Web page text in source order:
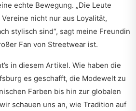
echte Bewegung. „Die Leute
nicht nur aus Loyalität,
stylisch sind“, sagt meine Freundin
Fan von Streetwear ist.
in diesem Artikel. Wie haben die
es geschafft, die Modewelt zu
Farben bis hin zur globalen
schauen uns an, wie Tradition auf